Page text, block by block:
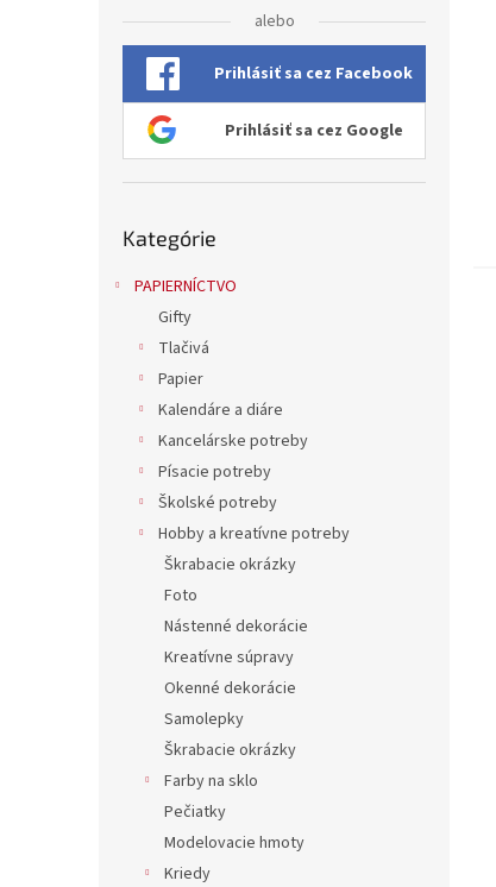
alebo
Prihlásiť sa cez Facebook
Prihlásiť sa cez Google
kategórie
Kategórie
PAPIERNÍCTVO
Gifty
Tlačivá
Papier
Kalendáre a diáre
Kancelárske potreby
Písacie potreby
Školské potreby
Hobby a kreatívne potreby
Škrabacie okrázky
Foto
Nástenné dekorácie
Kreatívne súpravy
Okenné dekorácie
Samolepky
Škrabacie okrázky
Farby na sklo
Pečiatky
Modelovacie hmoty
Kriedy